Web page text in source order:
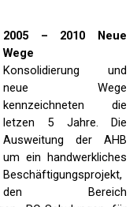
2005 – 2010 Neue
Wege
Konsolidierung und
neue Wege
kennzeichneten die
letzen 5 Jahre. Die
Ausweitung der AHB
um ein handwerkliches
Beschäftigungsprojekt,
den Bereich